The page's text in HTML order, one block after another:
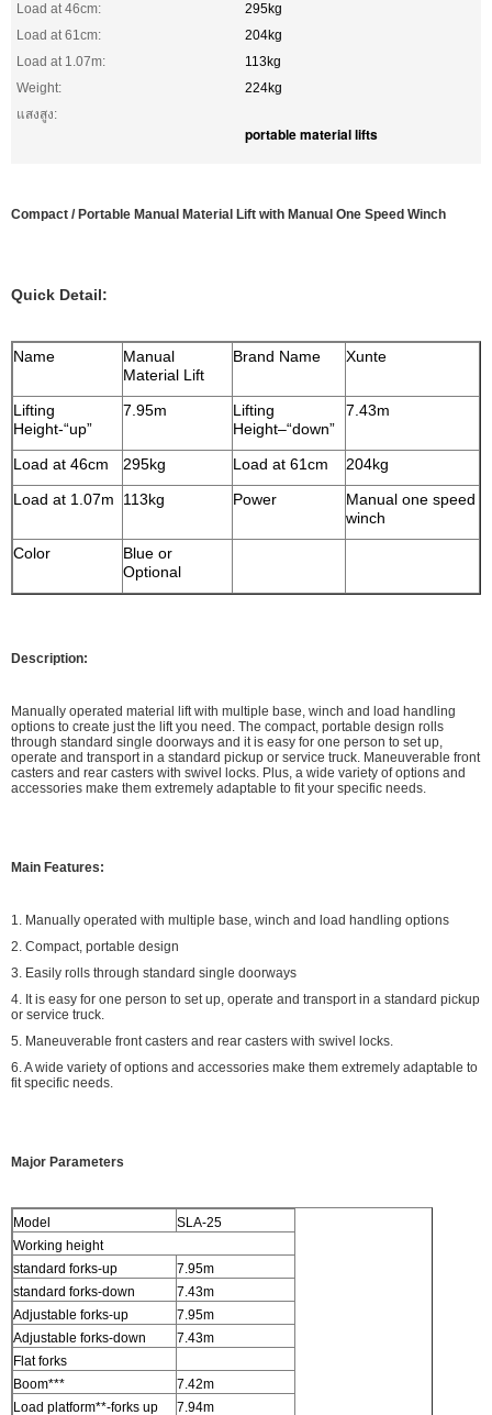
Load at 46cm:
295kg
Load at 61cm:
204kg
Load at 1.07m:
113kg
Weight:
224kg
แสงสูง:
portable material lifts
Compact / Portable Manual Material Lift with Manual One Speed Winch
Quick Detail:
Name
Manual
Material Lift
Brand Name Xunte
Lifting
Height-“up”
7.95m
Lifting
Height–“down”
7.43m
Load at 46cm 295kg Load at 61cm
204kg
Load at 1.07m
113kg Power
Manual one speed
winch
Color
Blue or
Optional
Description:
Manually operated material lift with multiple base, winch and load handling
options to create just the lift you need. The compact, portable design rolls
through standard single doorways and it is easy for one person to set up,
operate and transport in a standard pickup or service truck. Maneuverable front
casters and rear casters with swivel locks. Plus, a wide variety of options and
accessories make them extremely adaptable to fit your specific needs.
Main Features:
1. Manually operated with multiple base, winch and load handling options
2. Compact, portable design
3. Easily rolls through standard single doorways
4. It is easy for one person to set up, operate and transport in a standard pickup
or service truck.
5. Maneuverable front casters and rear casters with swivel locks.
6. A wide variety of options and accessories make them extremely adaptable to
fit specific needs.
Major Parameters
Model
SLA-25
Working height
standard forks-up
7.95m
standard forks-down
7.43m
Adjustable forks-up
7.95m
Adjustable forks-down
7.43m
Flat forks
Boom***
7.42m
Load platform**-forks up
7.94m